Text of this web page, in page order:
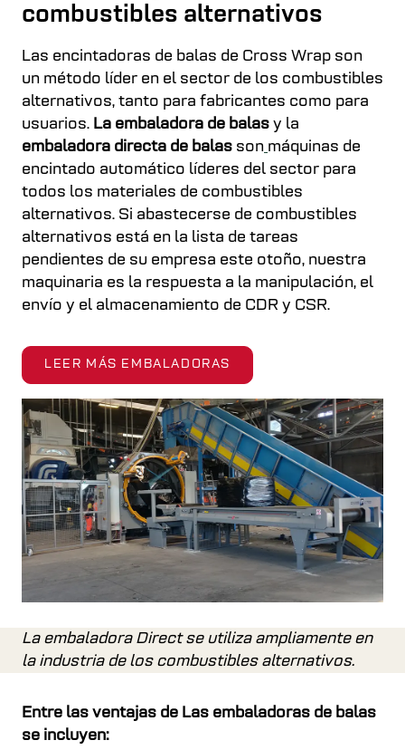
combustibles alternativos
Las encintadoras de balas de Cross Wrap son
un método líder en el sector de los combustibles
alternativos, tanto para fabricantes como para
usuarios. La embaladora de balas y la
embaladora directa de balas son máquinas de
encintado automático líderes del sector para
todos los materiales de combustibles
alternativos. Si abastecerse de combustibles
alternativos está en la lista de tareas
pendientes de su empresa este otoño, nuestra
maquinaria es la respuesta a la manipulación, el
envío y el almacenamiento de CDR y CSR.
LEER MÁS EMBALADORAS
La embaladora Direct se utiliza ampliamente en
la industria de los combustibles alternativos.
Entre las ventajas de Las embaladoras de balas
se incluyen: